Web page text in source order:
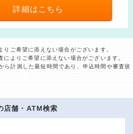
詳細はこちら
ご希望に添えない場合がございます。
よりご希望に添えない場合がございます。
計測した最短時間であり、申込時間や審査状
店舗・ATM検索